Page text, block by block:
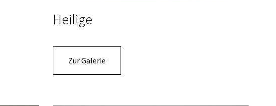
Heilige
Zur Galerie